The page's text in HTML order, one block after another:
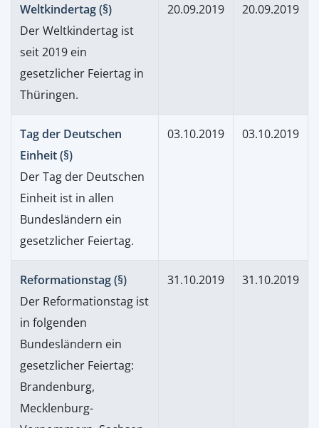
Weltkindertag (§)
Der Weltkindertag ist
seit 2019 ein
gesetzlicher Feiertag in
Thüringen.
20.09.2019 20.09.2019
Tag der Deutschen
Einheit (§)
Der Tag der Deutschen
Einheit ist in allen
Bundesländern ein
gesetzlicher Feiertag.
03.10.2019 03.10.2019
Reformationstag (§)
Der Reformationstag ist
in folgenden
Bundesländern ein
gesetzlicher Feiertag:
Brandenburg,
Mecklenburg-
31.10.2019 31.10.2019